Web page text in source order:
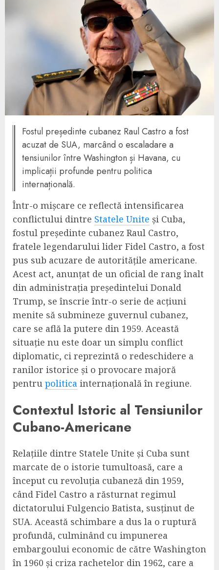
Fostul președinte cubanez Raul Castro a fost
acuzat de SUA, marcând o escaladare a
tensiunilor între Washington și Havana, cu
implicații profunde pentru politica
internațională.
Într-o mișcare ce reflectă intensificarea
conflictului dintre Statele Unite și Cuba,
fostul președinte cubanez Raul Castro,
fratele legendarului lider Fidel Castro, a fost
pus sub acuzare de autoritățile americane.
Acest act, anunțat de un oficial de rang înalt
din administrația președintelui Donald
Trump, se înscrie într-o serie de acțiuni
menite să submineze guvernul cubanez,
care se află la putere din 1959. Această
situație nu este doar un simplu conflict
diplomatic, ci reprezintă o redeschidere a
ranilor istorice și o provocare majoră
pentru politica internațională în regiune.
Contextul Istoric al Tensiunilor
Cubano-Americane
Relațiile dintre Statele Unite și Cuba sunt
marcate de o istorie tumultoasă, care a
început cu revoluția cubaneză din 1959,
când Fidel Castro a răsturnat regimul
dictatorului Fulgencio Batista, susținut de
SUA. Această schimbare a dus la o ruptură
profundă, culminând cu impunerea
embargoului economic de către Washington
în 1960 și criza rachetelor din 1962, care a